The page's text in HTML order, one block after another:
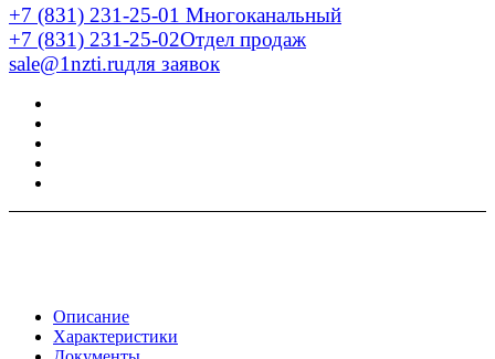
+7 (831) 231-25-01 Многоканальный
+7 (831) 231-25-02Отдел продаж
sale@1nzti.ruдля заявок
Описание
Характеристики